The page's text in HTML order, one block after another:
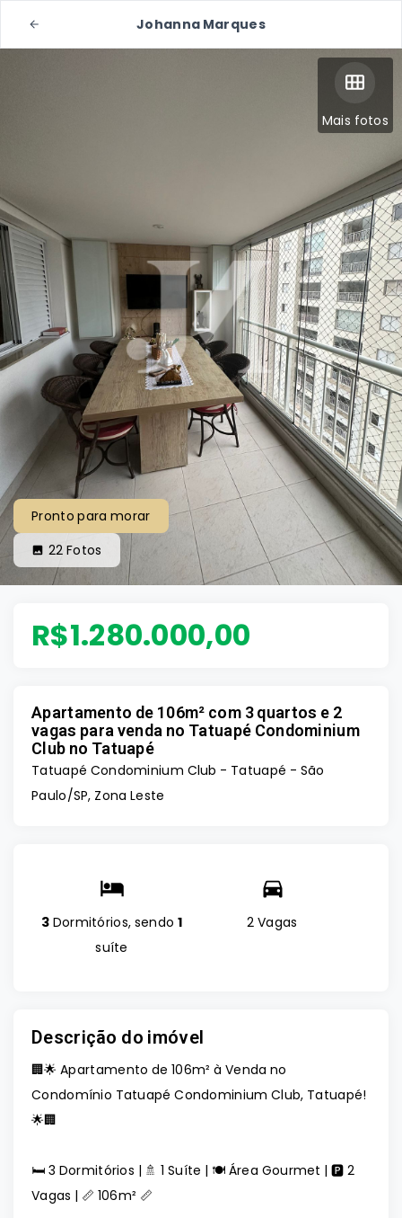
Johanna Marques
Mais fotos
Pronto para morar
22 Fotos
R$1.280.000,00
Apartamento de 106m² com 3 quartos e 2
vagas para venda no Tatuapé Condominium
Club no Tatuapé
Tatuapé Condominium Club - Tatuapé - São
Paulo/SP, Zona Leste
3 Dormitórios, sendo 1
suíte
2 Vagas
Descrição do imóvel
🏢🌟 Apartamento de 106m² à Venda no
Condomínio Tatuapé Condominium Club, Tatuapé!
🌟🏢
🛏️ 3 Dormitórios | 🚿 1 Suíte | 🍽️ Área Gourmet | 🅿️ 2
Vagas | 📏 106m² 📏